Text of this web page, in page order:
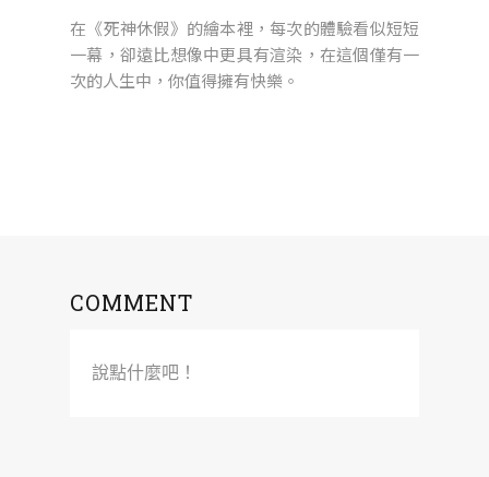
在《死神休假》的繪本裡，每次的體驗看似短短
一幕，卻遠比想像中更具有渲染，在這個僅有一
次的人生中，你值得擁有快樂。
COMMENT
說點什麼吧！